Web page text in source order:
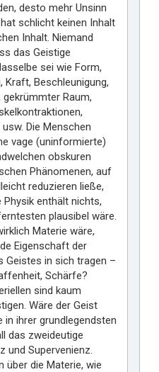
desto mehr Unsinn
schlicht keinen Inhalt
Inhalt. Niemand
das Geistige
sei wie Form,
Kraft, Beschleunigung,
Raum,
Die Menschen
vage (uninformierte)
obskuren
Phänomenen, auf
reduzieren ließe,
enthält nichts,
plausibel wäre.
Materie wäre,
Eigenschaft der
Geistes in sich tragen –
Schärfe?
sind kaum
Wäre der Geist
in ihrer grundlegendsten
das zweideutige
und Supervenienz.
über die Materie, wie